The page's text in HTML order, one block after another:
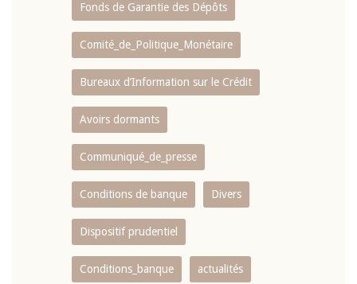
Fonds de Garantie des Dépôts
Comité_de_Politique_Monétaire
Bureaux d’Information sur le Crédit
Avoirs dormants
Communiqué_de_presse
Conditions de banque Divers
Dispositif prudentiel
Conditions_banque actualités